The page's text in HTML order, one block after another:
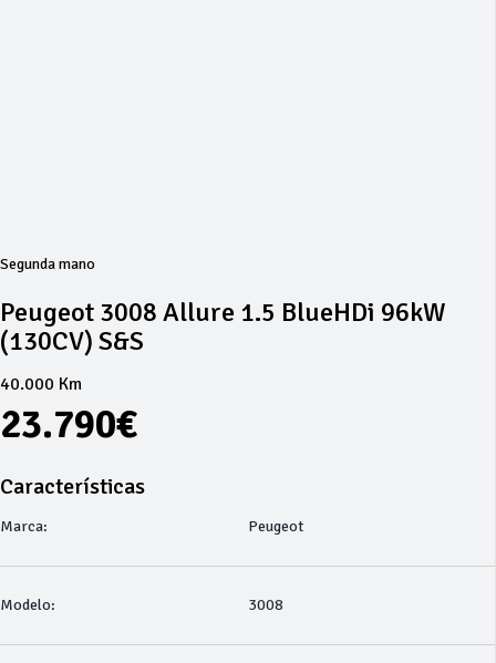
Segunda mano
Peugeot 3008 Allure 1.5 BlueHDi 96kW
(130CV) S&S
40.000 Km
23.790€
Características
Marca: Peugeot
Modelo: 3008